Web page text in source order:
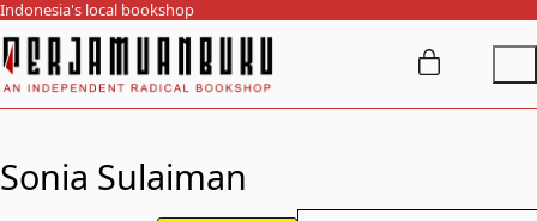
Indonesia's local bookshop
Sonia Sulaiman